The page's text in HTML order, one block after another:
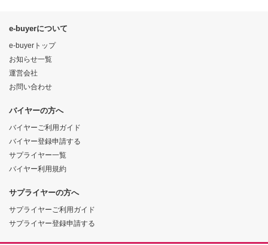
e-buyerについて
e-buyerトップ
お知らせ一覧
運営会社
お問い合わせ
バイヤーの方へ
バイヤーご利用ガイド
バイヤー登録申請する
サプライヤー一覧
バイヤー利用規約
サプライヤーの方へ
サプライヤーご利用ガイド
サプライヤー登録申請する